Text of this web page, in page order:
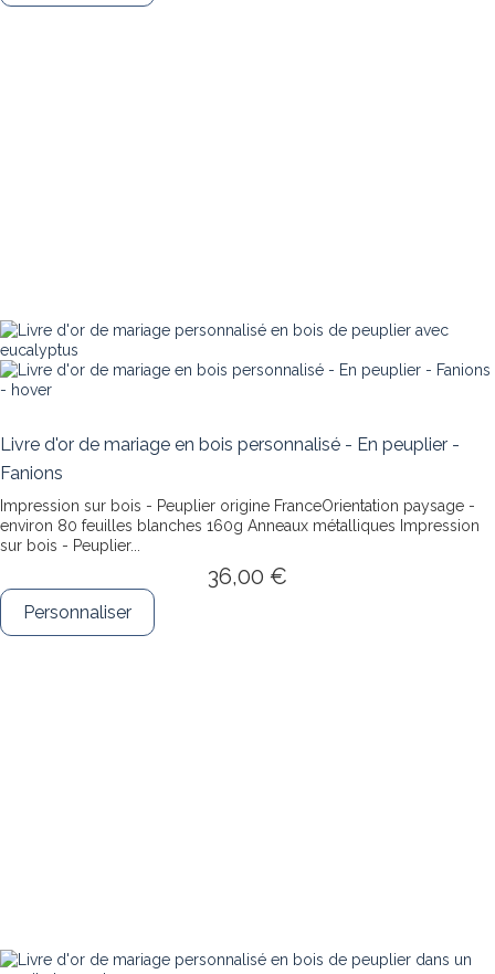
Livre d'or de mariage en bois personnalisé - En peuplier -
Fanions
Impression sur bois - Peuplier origine FranceOrientation paysage -
environ 80 feuilles blanches 160g Anneaux métalliques Impression
sur bois - Peuplier...
36,00 €
Personnaliser